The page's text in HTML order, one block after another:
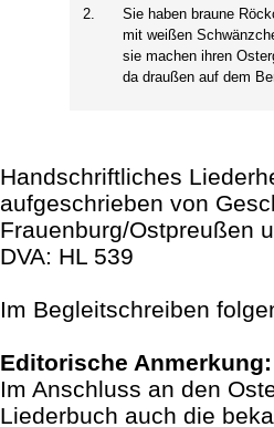
2.
Sie haben braune
mit weißen
sie machen ihren
da draußen auf dem
Handschriftliches
aufgeschrieben von
Frauenburg/Ostpreußen
DVA: HL 539
Im Begleitschreiben
Editorische Anmerkung:
Im Anschluss an den
Liederbuch auch die